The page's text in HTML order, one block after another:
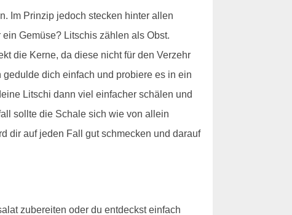
Im Prinzip jedoch stecken hinter allen
Gemüse? Litschis zählen als Obst.
die Kerne, da diese nicht für den Verzehr
dich einfach und probiere es in ein
Litschi dann viel einfacher schälen und
sollte die Schale sich wie von allein
dir auf jeden Fall gut schmecken und darauf
zubereiten oder du entdeckst einfach